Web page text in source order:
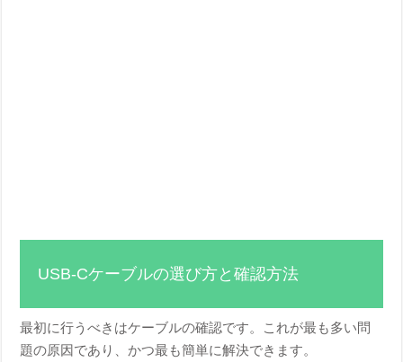
USB-Cケーブルの選び方と確認方法
最初に行うべきはケーブルの確認です。これが最も多い問
題の原因であり、かつ最も簡単に解決できます。